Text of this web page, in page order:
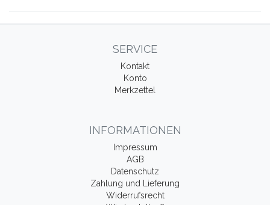
SERVICE
Kontakt
Konto
Merkzettel
INFORMATIONEN
Impressum
AGB
Datenschutz
Zahlung und Lieferung
Widerrufsrecht